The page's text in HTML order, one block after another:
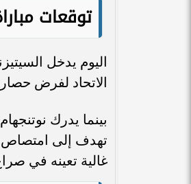
توقعات
اليوم يدخل
الاتحاد لفرض
بينما يدرك
تهدف إلى
غالية تعينه في